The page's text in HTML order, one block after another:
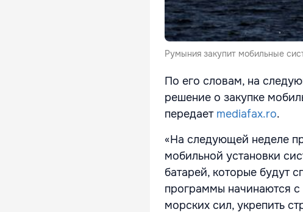
Румыния закупит мобильные
По его словам, на
решение о закупке
передает mediafax.ro.
«На следующей неделе
мобильной установки
батарей, которые будут
программы начинаются
морских сил, укрепить